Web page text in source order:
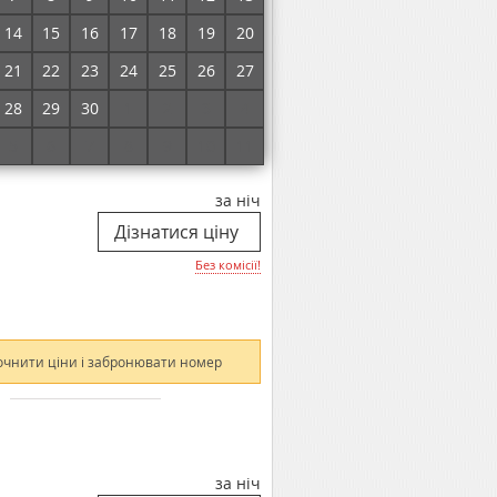
14
15 16 17 18 19
20
21
22 23 24 25 26
27
28
29 30
ціни і забронювати номер
за ніч
Без комісії!
ціни і забронювати номер
за ніч